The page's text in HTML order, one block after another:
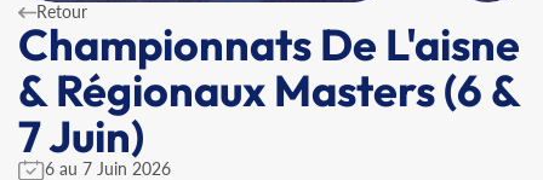
Retour
Championnats De L'aisne
& Régionaux Masters (6 &
7 Juin)
6 au 7 Juin 2026